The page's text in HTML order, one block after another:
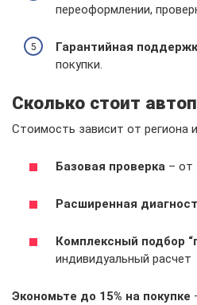
переоформлении,
Гарантийная
покупки.
Сколько стоит
Стоимость зависит от региона
Базовая проверка – от
Расширенная
Комплексный подбор
индивидуальный расчет
Экономьте до 15% на покупке